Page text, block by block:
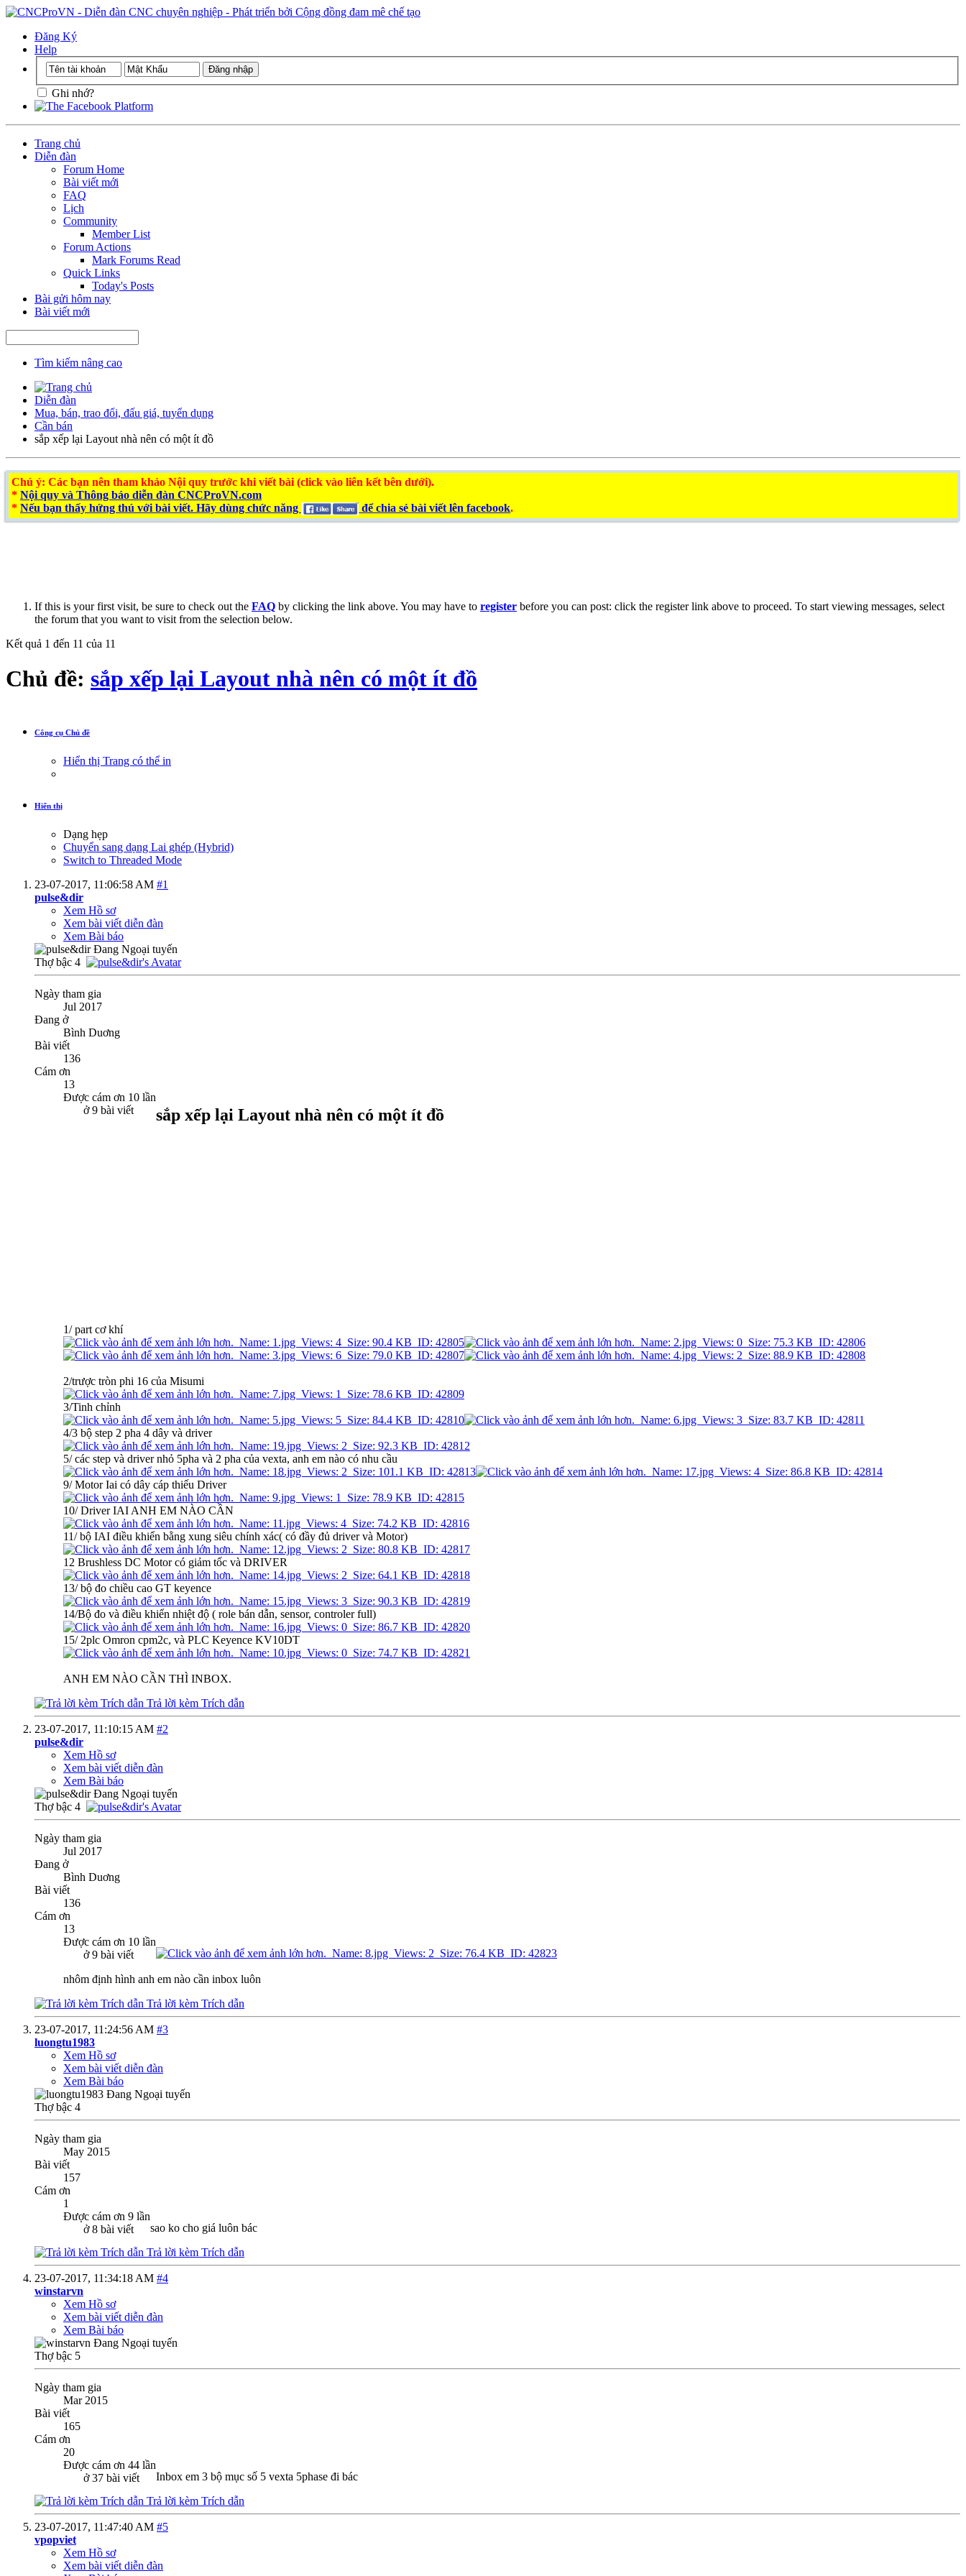
Đăng Ký
Help
Ghi nhớ?
Trang chủ
Diễn đàn
Forum Home
Bài viết mới
FAQ
Lịch
Community
Member List
Forum Actions
Mark Forums Read
Quick Links
Today's Posts
Bài gửi hôm nay
Bài viết mới
Tìm kiếm nâng cao
Diễn đàn
Mua, bán, trao đổi, đấu giá, tuyển dụng
Cần bán
sắp xếp lại Layout nhà nên có một ít đồ
Chú ý: Các bạn nên tham khảo Nội quy trước khi viết bài (click vào liên kết bên dưới).
* Nội quy và Thông báo diễn đàn CNCProVN.com
* Nếu bạn thấy hứng thú với bài viết. Hãy dùng chức năng để chia sẻ bài viết lên facebook.
If this is your first visit, be sure to check out the FAQ by clicking the link above. You may have to register before you can post: click the register link above to proceed. To start viewing messages, select
the forum that you want to visit from the selection below.
Kết quả 1 đến 11 của 11
Chủ đề: sắp xếp lại Layout nhà nên có một ít đồ
Công cụ Chủ đề
Hiển thị Trang có thể in
Hiển thị
Dạng hẹp
Chuyển sang dạng Lai ghép (Hybrid)
Switch to Threaded Mode
23-07-2017, 11:06:58 AM #1
pulse&dir
Xem Hồ sơ
Xem bài viết diễn đàn
Xem Bài báo
Thợ bậc 4
Ngày tham gia
Jul 2017
Đang ở
Bình Duơng
Bài viết
136
Cám ơn
13
Được cám ơn 10 lần
ở 9 bài viết
sắp xếp lại Layout nhà nên có một ít đồ
1/ part cơ khí
2/trược tròn phi 16 của Misumi
3/Tinh chỉnh
4/3 bộ step 2 pha 4 dây và driver
5/ các step và driver nhỏ 5pha và 2 pha của vexta, anh em nào có nhu cầu
9/ Motor Iai có dây cáp thiếu Driver
10/ Driver IAI ANH EM NÀO CẦN
11/ bộ IAI điều khiển bằng xung siêu chính xác( có đầy đủ driver và Motor)
12 Brushless DC Motor có giảm tốc và DRIVER
13/ bộ đo chiều cao GT keyence
14/Bộ đo và điều khiển nhiệt độ ( role bán dẫn, sensor, controler full)
15/ 2plc Omron cpm2c, và PLC Keyence KV10DT
ANH EM NÀO CẦN THÌ INBOX.
Trả lời kèm Trích dẫn
23-07-2017, 11:10:15 AM #2
pulse&dir
Xem Hồ sơ
Xem bài viết diễn đàn
Xem Bài báo
Thợ bậc 4
Ngày tham gia
Jul 2017
Đang ở
Bình Duơng
Bài viết
136
Cám ơn
13
Được cám ơn 10 lần
ở 9 bài viết
nhôm định hình anh em nào cần inbox luôn
Trả lời kèm Trích dẫn
23-07-2017, 11:24:56 AM #3
luongtu1983
Xem Hồ sơ
Xem bài viết diễn đàn
Xem Bài báo
Thợ bậc 4
Ngày tham gia
May 2015
Bài viết
157
Cám ơn
1
Được cám ơn 9 lần
ở 8 bài viết
sao ko cho giá luôn bác
Trả lời kèm Trích dẫn
23-07-2017, 11:34:18 AM #4
winstarvn
Xem Hồ sơ
Xem bài viết diễn đàn
Xem Bài báo
Thợ bậc 5
Ngày tham gia
Mar 2015
Bài viết
165
Cám ơn
20
Được cám ơn 44 lần
ở 37 bài viết
Inbox em 3 bộ mục số 5 vexta 5phase đi bác
Trả lời kèm Trích dẫn
23-07-2017, 11:47:40 AM #5
vpopviet
Xem Hồ sơ
Xem bài viết diễn đàn